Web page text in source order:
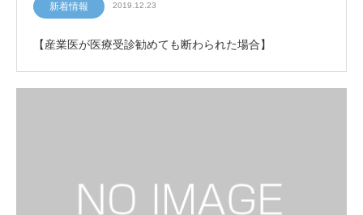
新着情報 2019.12.23
【産業医が医療受診勧めても断わられた場合】